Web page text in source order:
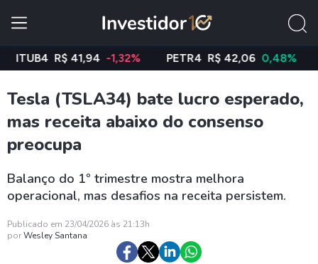
R$ 41,94 -1,32% PETR4 R$ 42,06 0,48%
Tesla (TSLA34) bate lucro esperado,
mas receita abaixo do consenso
preocupa
Balanço do 1º trimestre mostra melhora
operacional, mas desafios na receita persistem.
Publicado em 23/04/2026 às 21:13h
porWesley Santana